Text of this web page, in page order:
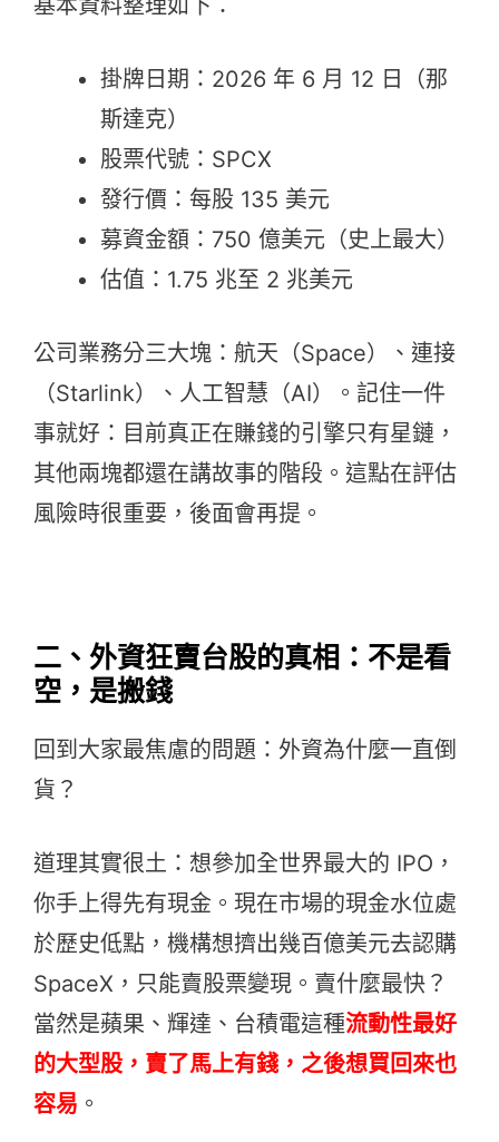
掛牌日期：2026 年 6 月 12 日（那
斯達克）
股票代號：SPCX
發行價：每股 135 美元
募資金額：750 億美元（史上最大）
估值：1.75 兆至 2 兆美元
公司業務分三大塊：航天（Space）、連接
（Starlink）、人工智慧（AI）。記住一件
事就好：目前真正在賺錢的引擎只有星鏈，
其他兩塊都還在講故事的階段。這點在評估
風險時很重要，後面會再提。
二、外資狂賣台股的真相：不是看
空，是搬錢
回到大家最焦慮的問題：外資為什麼一直倒
貨？
道理其實很土：想參加全世界最大的 IPO，
你手上得先有現金。現在市場的現金水位處
於歷史低點，機構想擠出幾百億美元去認購
SpaceX，只能賣股票變現。賣什麼最快？
當然是蘋果、輝達、台積電這種流動性最好
的大型股，賣了馬上有錢，之後想買回來也
容易 。